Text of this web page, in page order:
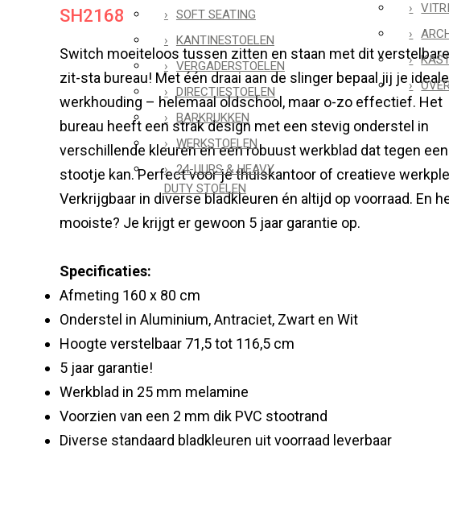
SOFT SEATING
KANTINESTOELEN
VERGADERSTOELEN
DIRECTIESTOELEN
BARKRUKKEN
WERKSTOELEN
24-UURS & HEAVY
DUTY STOELEN
SH2168
Switch moeiteloos tussen zitten en staan met dit
zit-sta bureau! Met één draai aan de slinger bepaal jij je ideale
werkhouding – helemaal oldschool, maar o-zo effectief. Het
bureau heeft een strak design met een stevig onderstel in
verschillende kleuren en een robuust werkblad dat tegen een
stootje kan. Perfect voor je thuiskantoor of creatieve
Verkrijgbaar in diverse bladkleuren én altijd op voorraad. En
mooiste? Je krijgt er gewoon 5 jaar garantie op.
Specificaties:
Afmeting 160 x 80 cm
Onderstel in Aluminium, Antraciet, Zwart en Wit
Hoogte verstelbaar 71,5 tot 116,5 cm
5 jaar garantie!
Werkblad in 25 mm melamine
Voorzien van een 2 mm dik PVC stootrand
Diverse standaard bladkleuren uit voorraad leverbaar